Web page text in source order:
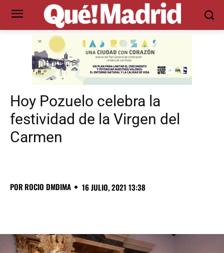
Hoy Pozuelo celebra la
festividad de la Virgen del
Carmen
POR ROCIO DMDIMA 16 JULIO, 2021 13:38